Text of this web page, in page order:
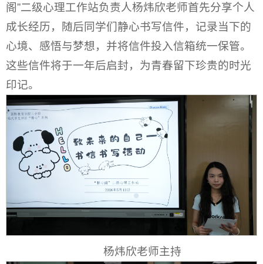
阁”二级心理工作站负责人杨炜欣老师首先分享个人
成长经历，随后同学们静心书写信件，记录当下的
心境、感悟与梦想，并将信件投入信箱统一保管。
这些信件将于一年后启封，为青春留下珍贵的时光
印记。
杨炜欣老师主持